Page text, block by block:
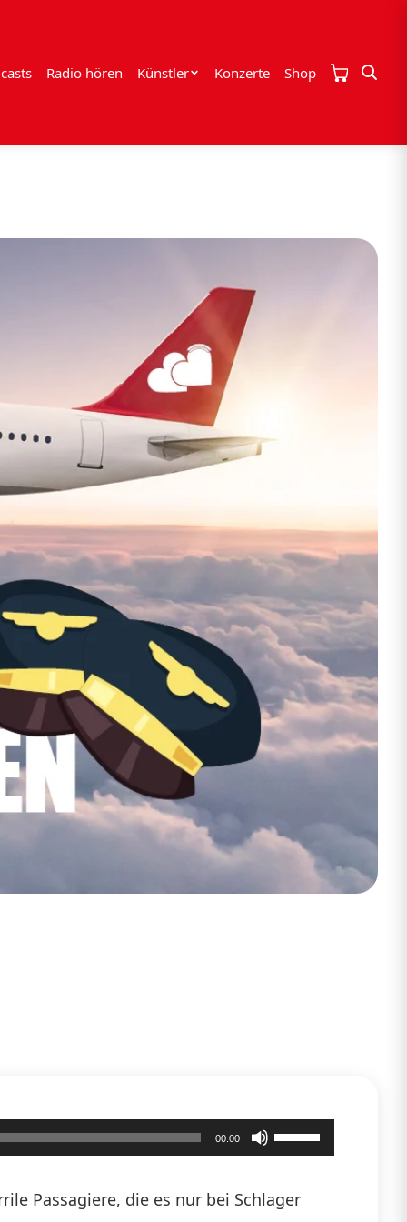
Radio hören Künstler Konzerte Shop
00:00
Pfeiltasten
Passagiere, die es nur bei Schlager